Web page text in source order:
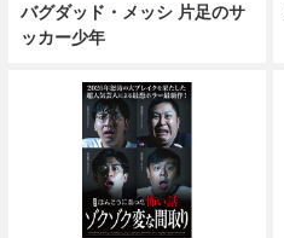
バグダッド・メッシ 片足のサ
ッカー少年